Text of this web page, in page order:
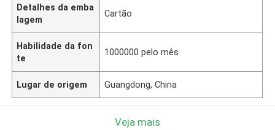
Detalhes da emba
lagem
Cartão
Habilidade da fon
te
1000000 pelo mês
Lugar de origem Guangdong, China
Veja mais